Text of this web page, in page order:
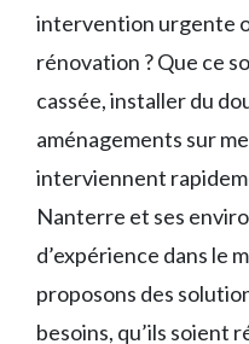
intervention urgente
rénovation ? Que ce
cassée, installer du
aménagements sur
interviennent
Nanterre et ses
d’expérience dans le
proposons des
besoins, qu’ils soient